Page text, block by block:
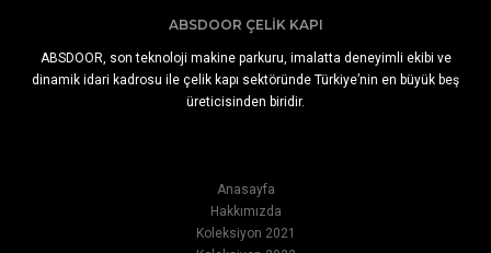
ABSDOOR ÇELIK KAPI
ABSDOOR, son teknoloji makine parkuru, imalatta deneyimli ekibi ve
dinamik idari kadrosu ile çelik kapı sektöründe Türkiye’nin en büyük beş
üreticisinden biridir.
Anasayfa
Hakkımızda
Koleksiyon 2021